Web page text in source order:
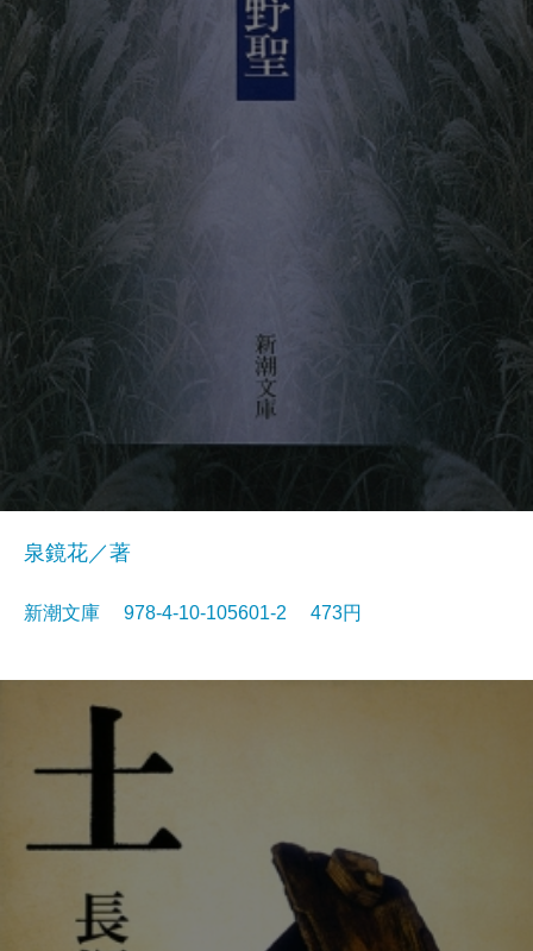
泉鏡花／著
新潮文庫 978-4-10-105601-2 473円